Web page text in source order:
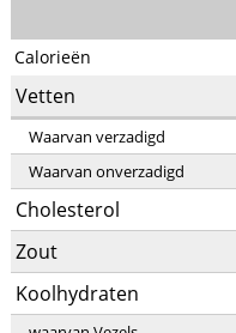
Calorieën
Vetten
Waarvan verzadigd
Waarvan onverzadigd
Cholesterol
Zout
Koolhydraten